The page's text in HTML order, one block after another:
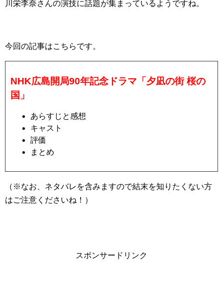
川栄李奈さんの演技に話題が集まっているようですね。
今回の記事はこちらです。
NHK広島開局90年記念ドラマ「夕凪の街 桜の
国」
あらすじと感想
キャスト
評価
まとめ
（※なお、ネタバレを含みますので結末を知りたくない方
はご注意くださいね！）
スポンサードリンク